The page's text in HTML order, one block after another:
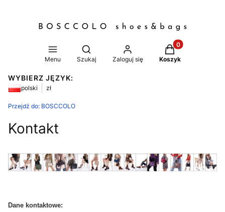
Menu
Otwórz wyszukiwarkę
Szukaj Zaloguj się
Produkty w
Koszyk
WYBIERZ JĘZYK:
polski zł
Przejdź do: BOSCCOLO
Kontakt
Dane kontaktowe: